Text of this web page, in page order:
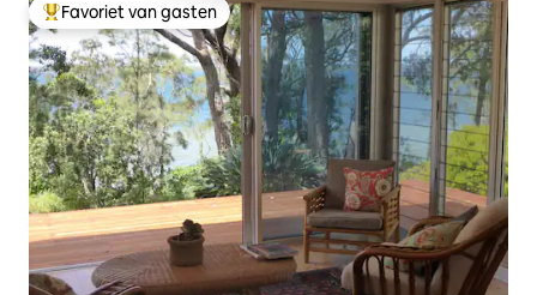
Topfavoriet van gasten
Favoriet van gasten